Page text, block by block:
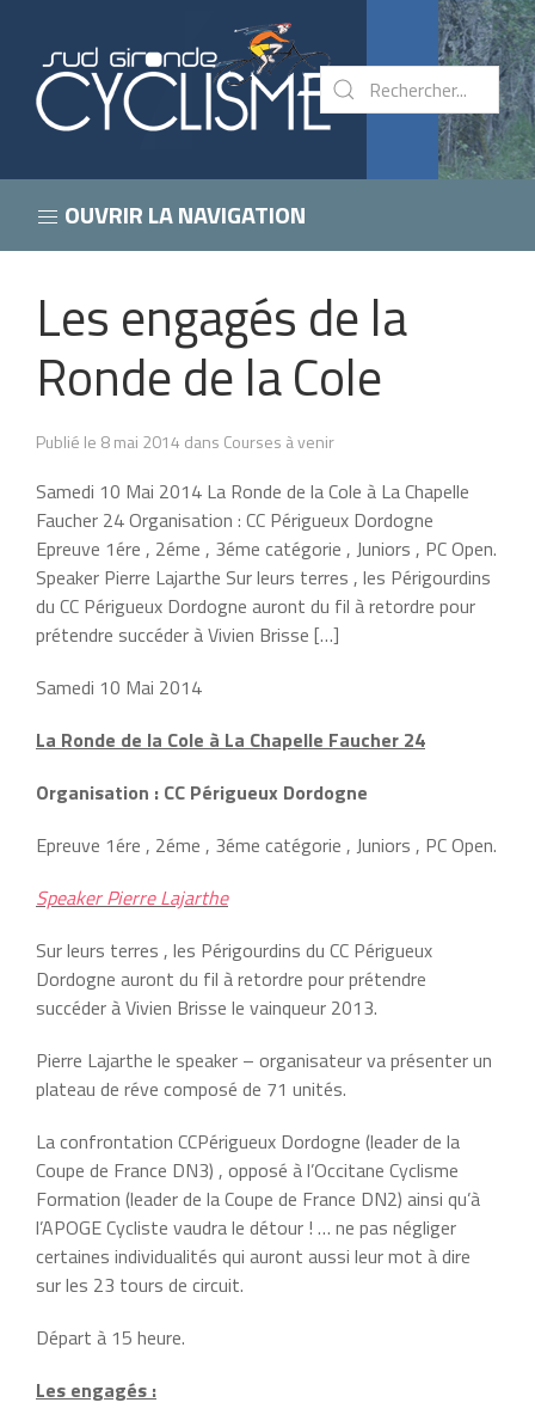
OUVRIR LA NAVIGATION
Les engagés de la
Ronde de la Cole
Publié le 8 mai 2014 dans Courses à venir
Samedi 10 Mai 2014 La Ronde de la Cole à La Chapelle
Faucher 24 Organisation : CC Périgueux Dordogne
Epreuve 1ére , 2éme , 3éme catégorie , Juniors , PC Open.
Speaker Pierre Lajarthe Sur leurs terres , les Périgourdins
du CC Périgueux Dordogne auront du fil à retordre pour
prétendre succéder à Vivien Brisse […]
Samedi 10 Mai 2014
La Ronde de la Cole à La Chapelle Faucher 24
Organisation : CC Périgueux Dordogne
Epreuve 1ére , 2éme , 3éme catégorie , Juniors , PC Open.
Speaker Pierre Lajarthe
Sur leurs terres , les Périgourdins du CC Périgueux
Dordogne auront du fil à retordre pour prétendre
succéder à Vivien Brisse le vainqueur 2013.
Pierre Lajarthe le speaker – organisateur va présenter un
plateau de réve composé de 71 unités.
La confrontation CCPérigueux Dordogne (leader de la
Coupe de France DN3) , opposé à l’Occitane Cyclisme
Formation (leader de la Coupe de France DN2) ainsi qu’à
l’APOGE Cycliste vaudra le détour ! … ne pas négliger
certaines individualités qui auront aussi leur mot à dire
sur les 23 tours de circuit.
Départ à 15 heure.
Les engagés :